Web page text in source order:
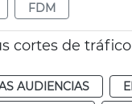
FDM
cortes de
AUDIENCIAS